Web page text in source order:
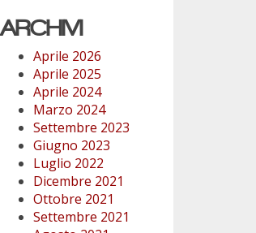
ARCHIVI
Aprile 2026
Aprile 2025
Aprile 2024
Marzo 2024
Settembre 2023
Giugno 2023
Luglio 2022
Dicembre 2021
Ottobre 2021
Settembre 2021